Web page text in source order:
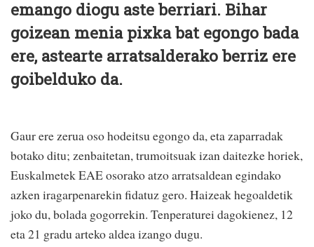
emango diogu aste berriari. Bihar
goizean menia pixka bat egongo bada
ere, astearte arratsalderako berriz ere
goibelduko da.
Gaur ere zerua oso hodeitsu egongo da, eta zaparradak
botako ditu; zenbaitetan, trumoitsuak izan daitezke horiek,
Euskalmetek EAE osorako atzo arratsaldean egindako
azken iragarpenarekin fidatuz gero. Haizeak hegoaldetik
joko du, bolada gogorrekin. Tenperaturei dagokienez, 12
eta 21 gradu arteko aldea izango dugu.